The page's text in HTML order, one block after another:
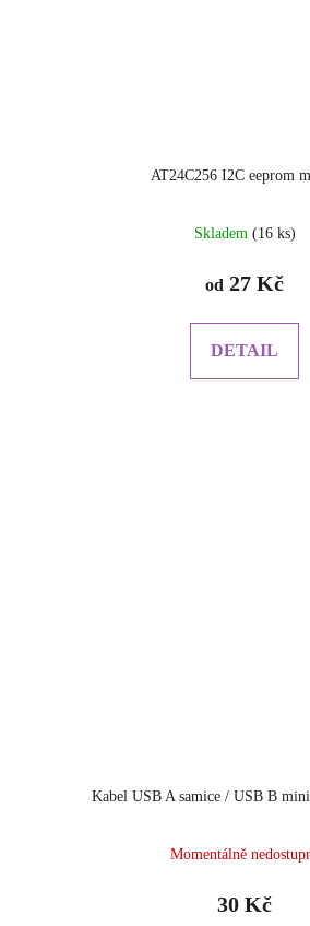
AT24C256 I2C eeprom
Skladem (16 ks)
od 27 Kč
DETAIL
Kabel USB A samice / USB B
hodnocení
je
Momentálně
30 Kč